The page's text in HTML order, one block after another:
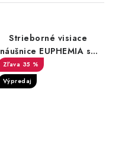
Strieborné visiace
náušnice EUPHEMIA so
zirkónmi
35 %
Výpredaj